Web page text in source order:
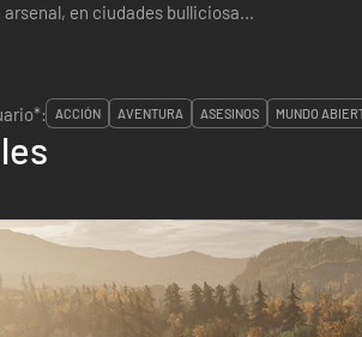
arsenal, en ciudades bulliciosa...
ACCIÓN AVENTURA ASESINOS MUNDO